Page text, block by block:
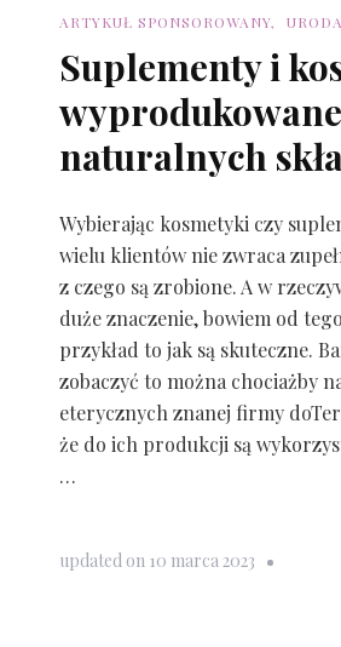
ARTYKUŁ SPONSOROWANY URODA
Suplementy i
naturalnych
Wybierając kosmetyki czy
wielu klientów nie zwraca
z czego są zrobione. A w
duże znaczenie, bowiem od
przykład to jak są skuteczne.
zobaczyć to można chociażby
eterycznych znanej firmy
że do ich produkcji są
…
updated on 10 marca 2023